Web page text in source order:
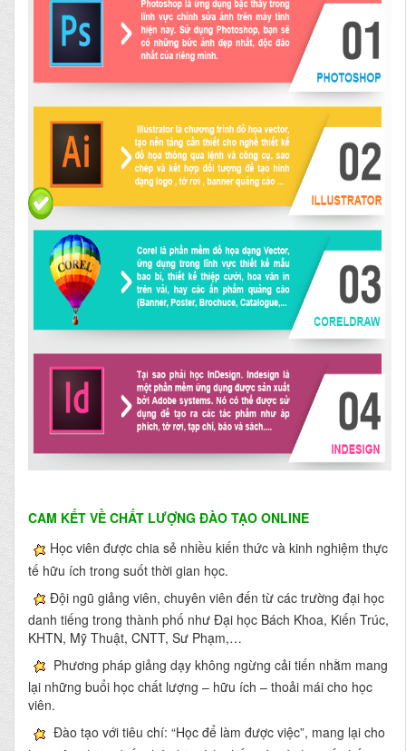
CAM KẾT VỀ CHẤT LƯỢNG ĐÀO TẠO ONLINE
Học viên được chia sẻ nhiều kiến thức và kinh nghiệm thực
tế hữu ích trong suốt thời gian học.
Đội ngũ giảng viên, chuyên viên đến từ các trường đại học
danh tiếng trong thành phố như Đại học Bách Khoa, Kiến Trúc,
KHTN, Mỹ Thuật, CNTT, Sư Phạm,…
Phương pháp giảng dạy không ngừng cải tiến nhằm mang
lại những buổi học chất lượng – hữu ích – thoải mái cho học
viên.
Đào tạo với tiêu chí: “Học để làm được việc”, mang lại cho